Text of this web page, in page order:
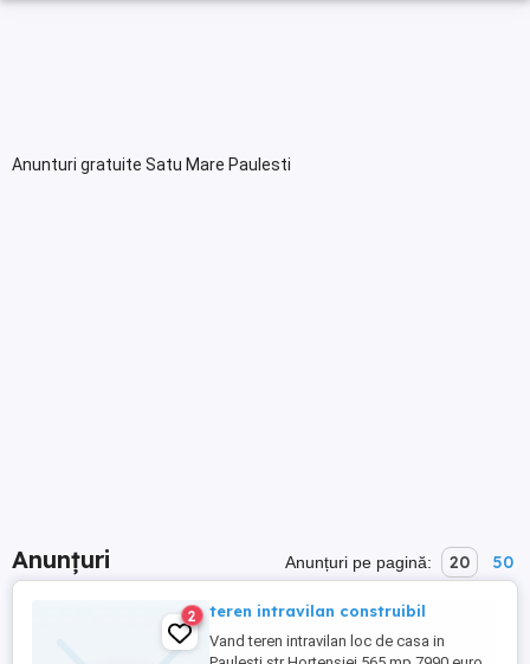
Anunturi gratuite Satu Mare Paulesti
Anunțuri Anunțuri pe pagină: 20 50
2 teren intravilan construibil
Vand teren intravilan loc de casa in